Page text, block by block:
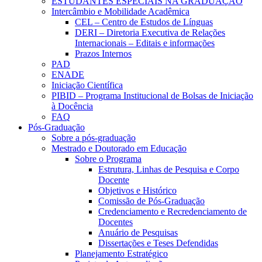
Intercâmbio e Mobilidade Acadêmica
CEL – Centro de Estudos de Línguas
DERI – Diretoria Executiva de Relações
Internacionais – Editais e informações
Prazos Internos
PAD
ENADE
Iniciação Científica
PIBID – Programa Institucional de Bolsas de Iniciação
à Docência
FAQ
Pós-Graduação
Sobre a pós-graduação
Mestrado e Doutorado em Educação
Sobre o Programa
Estrutura, Linhas de Pesquisa e Corpo
Docente
Objetivos e Histórico
Comissão de Pós-Graduação
Credenciamento e Recredenciamento de
Docentes
Anuário de Pesquisas
Dissertações e Teses Defendidas
Planejamento Estratégico